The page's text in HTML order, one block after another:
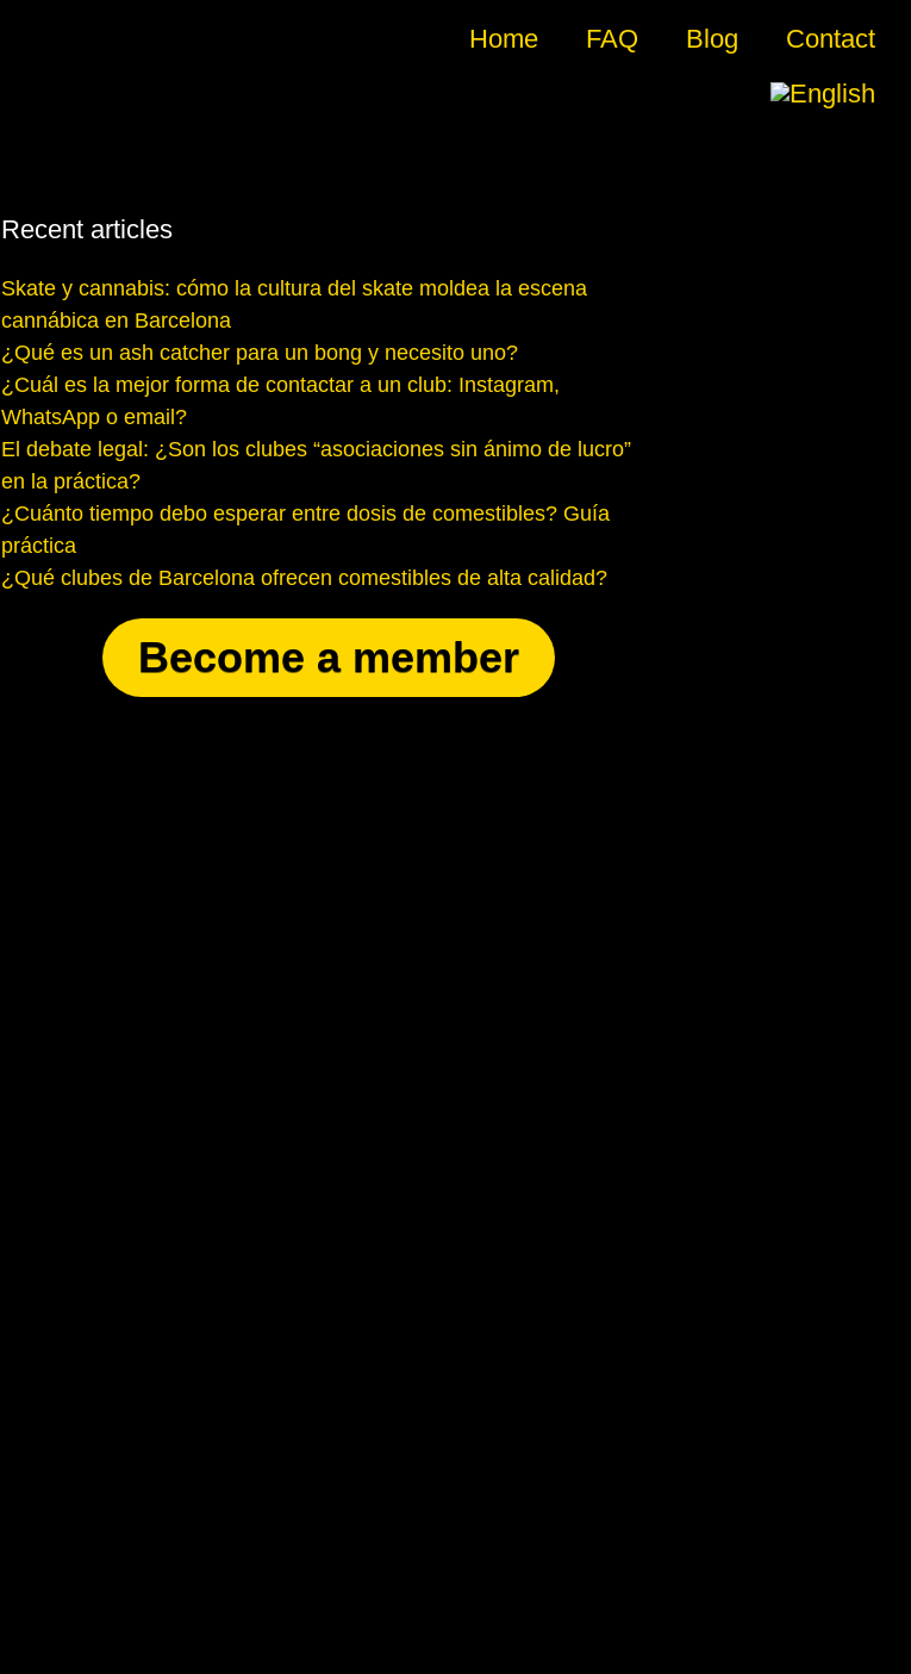
Home FAQ Blog Contact
Recent articles
Skate y cannabis: cómo la cultura del skate moldea la escena
cannábica en Barcelona
¿Qué es un ash catcher para un bong y necesito uno?
¿Cuál es la mejor forma de contactar a un club: Instagram,
WhatsApp o email?
El debate legal: ¿Son los clubes “asociaciones sin ánimo de lucro”
en la práctica?
¿Cuánto tiempo debo esperar entre dosis de comestibles? Guía
práctica
¿Qué clubes de Barcelona ofrecen comestibles de alta calidad?
Become a member